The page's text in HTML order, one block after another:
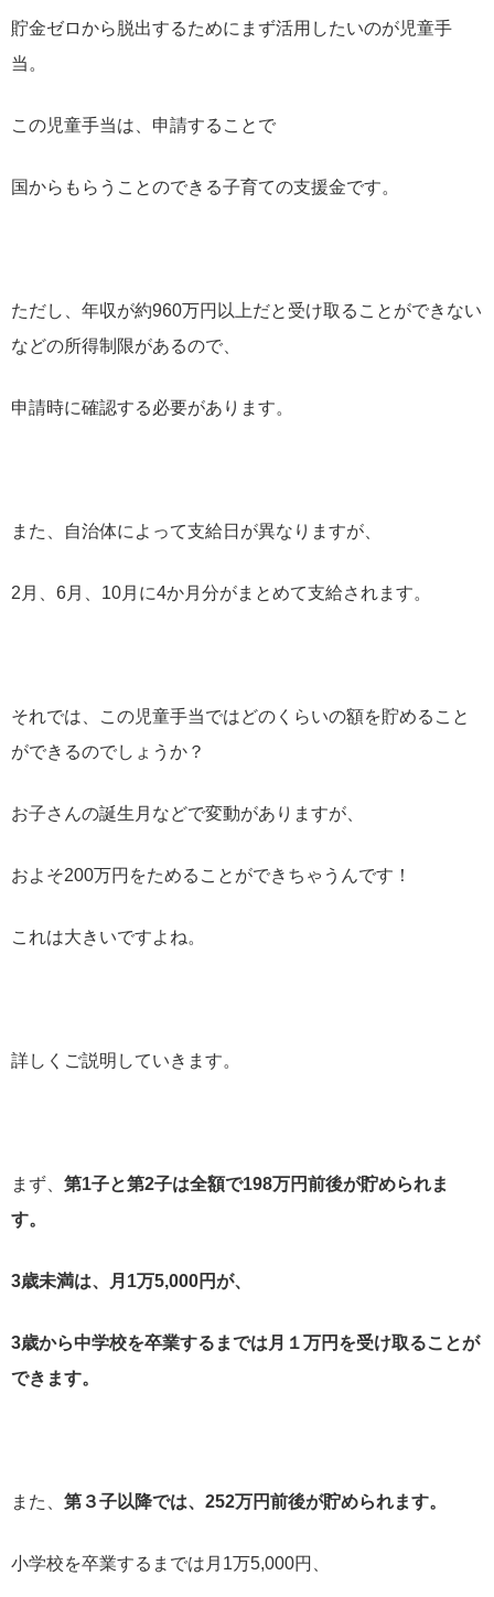
貯金ゼロから脱出するためにまず活用したいのが児童手
当。
この児童手当は、申請することで
国からもらうことのできる子育ての支援金です。
ただし、年収が約960万円以上だと受け取ることができない
などの所得制限があるので、
申請時に確認する必要があります。
また、自治体によって支給日が異なりますが、
2月、6月、10月に4か月分がまとめて支給されます。
それでは、この児童手当ではどのくらいの額を貯めること
ができるのでしょうか？
お子さんの誕生月などで変動がありますが、
およそ200万円をためることができちゃうんです！
これは大きいですよね。
詳しくご説明していきます。
まず、 第1子と第2子は全額で198万円前後が貯められま
す。
3歳未満は、月1万5,000円が、
3歳から中学校を卒業するまでは月１万円を受け取ることが
できます。
また、 第３子以降では、252万円前後が貯められます。
小学校を卒業するまでは月1万5,000円、